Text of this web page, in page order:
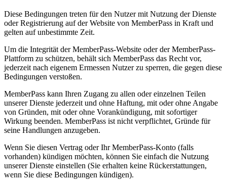
Diese Bedingungen treten für den Nutzer mit Nutzung der Dienste
oder Registrierung auf der Website von MemberPass in Kraft und
gelten auf unbestimmte Zeit.
Um die Integrität der MemberPass-Website oder der MemberPass-
Plattform zu schützen, behält sich MemberPass das Recht vor,
jederzeit nach eigenem Ermessen Nutzer zu sperren, die gegen diese
Bedingungen verstoßen.
MemberPass kann Ihren Zugang zu allen oder einzelnen Teilen
unserer Dienste jederzeit und ohne Haftung, mit oder ohne Angabe
von Gründen, mit oder ohne Vorankündigung, mit sofortiger
Wirkung beenden. MemberPass ist nicht verpflichtet, Gründe für
seine Handlungen anzugeben.
Wenn Sie diesen Vertrag oder Ihr MemberPass-Konto (falls
vorhanden) kündigen möchten, können Sie einfach die Nutzung
unserer Dienste einstellen (Sie erhalten keine Rückerstattungen,
wenn Sie diese Bedingungen kündigen).